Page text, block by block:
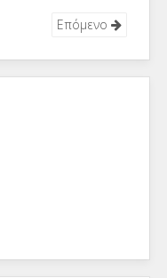
Επόμενο